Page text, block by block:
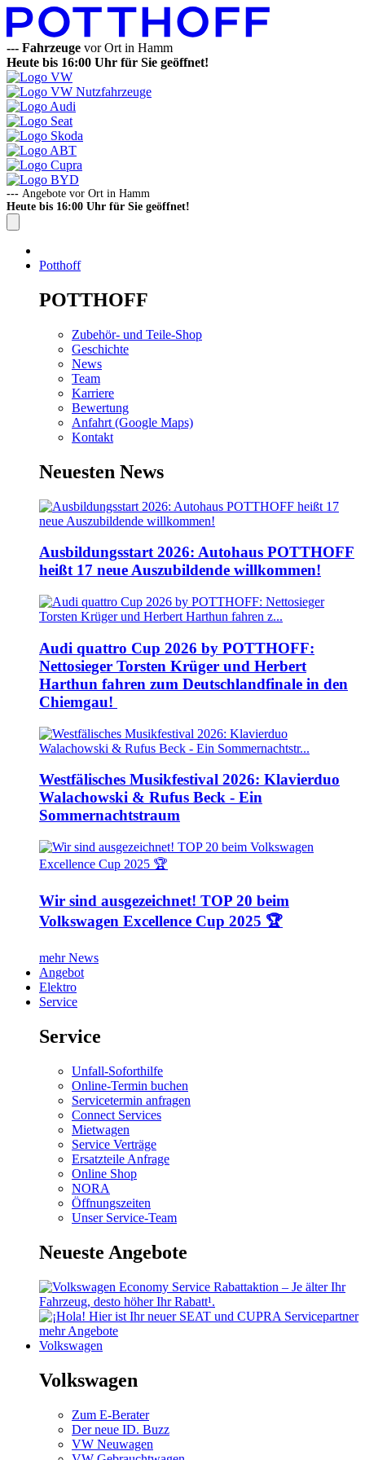
--- Fahrzeuge vor Ort in Hamm
Heute bis 16:00 Uhr für Sie geöffnet!
--- Angebote vor Ort in Hamm
Heute bis 16:00 Uhr für Sie geöffnet!
Potthoff
POTTHOFF
Zubehör- und Teile-Shop
Geschichte
News
Team
Karriere
Bewertung
Anfahrt (Google Maps)
Kontakt
Neuesten News
Ausbildungsstart 2026: Autohaus POTTHOFF
heißt 17 neue Auszubildende willkommen!
Audi quattro Cup 2026 by POTTHOFF:
Nettosieger Torsten Krüger und Herbert
Harthun fahren zum Deutschlandfinale in den
Chiemgau!
Westfälisches Musikfestival 2026: Klavierduo
Walachowski & Rufus Beck - Ein
Sommernachtstraum
Wir sind ausgezeichnet! TOP 20 beim
Volkswagen Excellence Cup 2025 🏆
mehr News
Angebot
Elektro
Service
Service
Unfall-Soforthilfe
Online-Termin buchen
Servicetermin anfragen
Connect Services
Mietwagen
Service Verträge
Ersatzteile Anfrage
Online Shop
NORA
Öffnungszeiten
Unser Service-Team
Neueste Angebote
mehr Angebote
Volkswagen
Volkswagen
Zum E-Berater
Der neue ID. Buzz
VW Neuwagen